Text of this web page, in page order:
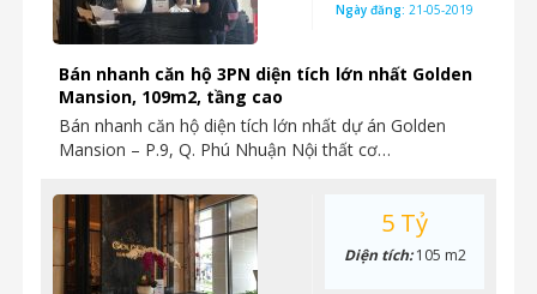
Bán nhanh căn hộ 3PN diện tích lớn nhất Golden
Mansion, 109m2, tầng cao
Bán nhanh căn hộ diện tích lớn nhất dự án Golden
Mansion – P.9, Q. Phú Nhuận Nội thất cơ…
Ngày đăng: 21-05-2019
5 Tỷ
Diện tích:105 m2